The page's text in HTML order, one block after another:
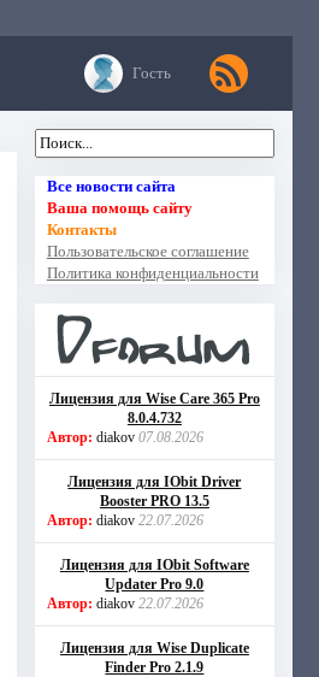
Гость
Все новости сайта
Ваша помощь сайту
Контакты
Пользовательское соглашение
Политика конфиденциальности
Лицензия для Wise Care 365 Pro
8.0.4.732
Автор: diakov 07.08.2026
Лицензия для IObit Driver
Booster PRO 13.5
Автор: diakov 22.07.2026
Лицензия для IObit Software
Updater Pro 9.0
Автор: diakov 22.07.2026
Лицензия для Wise Duplicate
Finder Pro 2.1.9